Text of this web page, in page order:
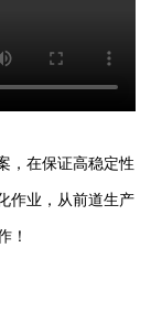
，在保证高稳定性
作业，从前道生产
！